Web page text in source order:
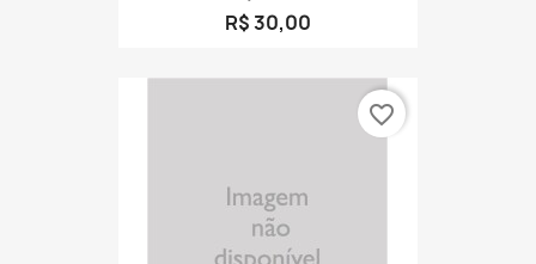
R$ 30,00
favorite_border